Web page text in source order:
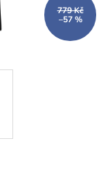
779 Kč
–57 %